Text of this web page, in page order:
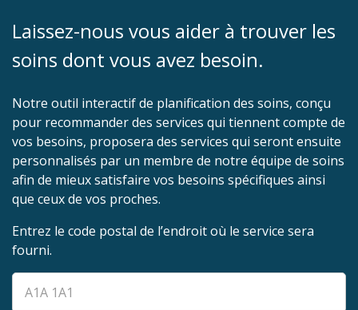
Laissez-nous vous aider à trouver les
soins dont vous avez besoin.
Notre outil interactif de planification des soins, conçu
pour recommander des services qui tiennent compte de
vos besoins, proposera des services qui seront ensuite
personnalisés par un membre de notre équipe de soins
afin de mieux satisfaire vos besoins spécifiques ainsi
que ceux de vos proches.
Entrez le code postal de l’endroit où le service sera
fourni.